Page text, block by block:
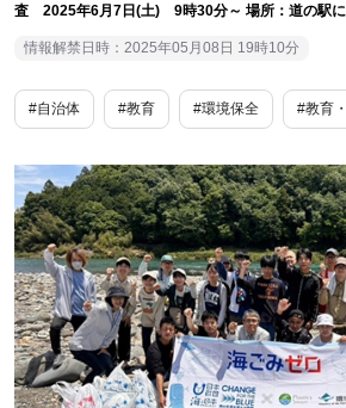
査 2025年6月7日(土) 9時30分～ 場所：道の駅に
情報解禁日時：2025年05月08日 19時10分
#自治体 #教育 #環境保全 #教育